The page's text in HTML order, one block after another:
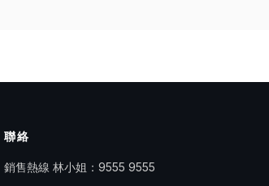
聯絡
銷售熱線 林小姐：9555 9555